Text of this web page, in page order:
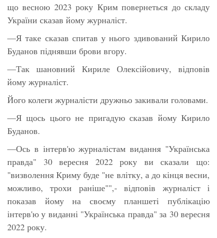
що весною 2023 року Крим повернеться до складу
України сказав йому журналіст.
—Я таке сказав спитав у нього здивований Кирило
Буданов піднявши брови вгору.
—Так шановний Кириле Олексійовичу, відповів
йому журналіст.
Його колеги журналісти дружньо закивали головами.
—Я щось цього не пригадую сказав йому Кирило
Буданов.
—Ось в інтерв'ю журналістам видання "Українська
правда" 30 вересня 2022 року ви сказали що:
"визволення Криму буде "не влітку, а до кінця весни,
можливо, трохи раніше"",- відповів журналіст і
показав йому на своєму планшеті публікацію
інтерв'ю у виданні "Українська правда" за 30 вересня
2022 року.